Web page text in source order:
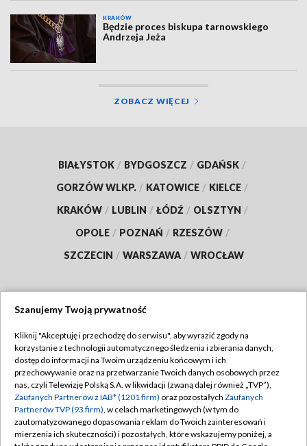
KRAKÓW
Będzie proces biskupa tarnowskiego
Andrzeja Jeża
ZOBACZ WIĘCEJ
BIAŁYSTOK / BYDGOSZCZ / GDAŃSK /
GORZÓW WLKP. / KATOWICE / KIELCE /
KRAKÓW / LUBLIN / ŁÓDŹ / OLSZTYN /
OPOLE / POZNAŃ / RZESZÓW /
SZCZECIN / WARSZAWA / WROCŁAW
TVP
Abonament TVP
Emisja w TVP
Centrum informacji TVP
Naziemna Telewizja Cyfrowa
Regulamin TVP
Polityka prywatności
Moje zgody
Pomoc
Szanujemy Twoją prywatność
Kliknij "Akceptuję i przechodzę do serwisu", aby wyrazić zgody na
korzystanie z technologii automatycznego śledzenia i zbierania danych,
dostęp do informacji na Twoim urządzeniu końcowym i ich
przechowywanie oraz na przetwarzanie Twoich danych osobowych przez
nas, czyli Telewizję Polską S.A. w likwidacji (zwaną dalej również „TVP”),
Zaufanych Partnerów z IAB* (1201 firm) oraz pozostałych Zaufanych
Partnerów TVP (93 firm), w celach marketingowych (w tym do
zautomatyzowanego dopasowania reklam do Twoich zainteresowań i
mierzenia ich skuteczności) i pozostałych, które wskazujemy poniżej, a